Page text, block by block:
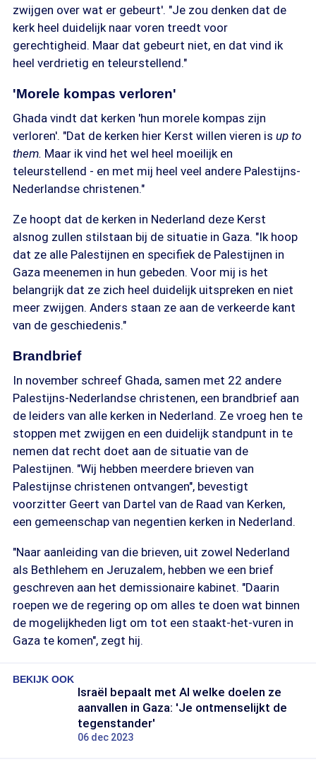
zwijgen over wat er gebeurt'. "Je zou denken dat de
kerk heel duidelijk naar voren treedt voor
gerechtigheid. Maar dat gebeurt niet, en dat vind ik
heel verdrietig en teleurstellend."
'Morele kompas verloren'
Ghada vindt dat kerken 'hun morele kompas zijn
verloren'. "Dat de kerken hier Kerst willen vieren is up to
them. Maar ik vind het wel heel moeilijk en
teleurstellend - en met mij heel veel andere Palestijns-
Nederlandse christenen."
Ze hoopt dat de kerken in Nederland deze Kerst
alsnog zullen stilstaan bij de situatie in Gaza. "Ik hoop
dat ze alle Palestijnen en specifiek de Palestijnen in
Gaza meenemen in hun gebeden. Voor mij is het
belangrijk dat ze zich heel duidelijk uitspreken en niet
meer zwijgen. Anders staan ze aan de verkeerde kant
van de geschiedenis."
Brandbrief
In november schreef Ghada, samen met 22 andere
Palestijns-Nederlandse christenen, een brandbrief aan
de leiders van alle kerken in Nederland. Ze vroeg hen te
stoppen met zwijgen en een duidelijk standpunt in te
nemen dat recht doet aan de situatie van de
Palestijnen. "Wij hebben meerdere brieven van
Palestijnse christenen ontvangen", bevestigt
voorzitter Geert van Dartel van de Raad van Kerken,
een gemeenschap van negentien kerken in Nederland.
"Naar aanleiding van die brieven, uit zowel Nederland
als Bethlehem en Jeruzalem, hebben we een brief
geschreven aan het demissionaire kabinet. "Daarin
roepen we de regering op om alles te doen wat binnen
de mogelijkheden ligt om tot een staakt-het-vuren in
Gaza te komen", zegt hij.
BEKIJK OOK
Israël bepaalt met AI welke doelen ze
aanvallen in Gaza: 'Je ontmenselijkt de
tegenstander'
06 dec 2023